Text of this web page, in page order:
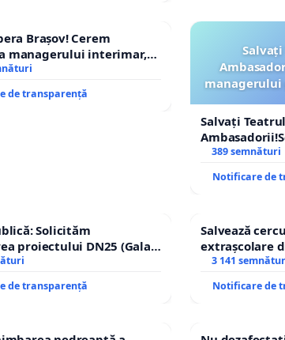
Brașov! Cerem
managerului interimar,
Marius!
de transparență
managerului
Salvați
managerului
389 semnături
Notificare de
Solicităm
proiectului DN25 (Galați
prin devierea
de transparență
Salvează
extrașcolare
copiilor
3 141
Notificare de